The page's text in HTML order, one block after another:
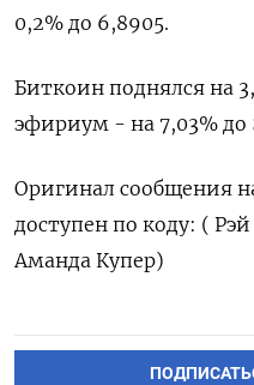
0,2% до 6,8905.
Биткоин ‌поднялся на
эфириум - на 7,03% до
Оригинал сообщения
доступен по коду: (
Аманда Купер)